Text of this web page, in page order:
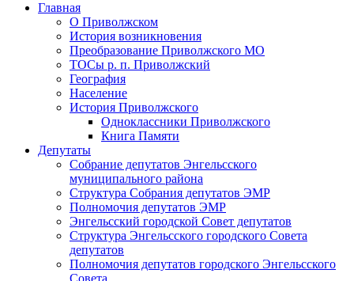
Главная
О Приволжском
История возникновения
Преобразование Приволжского МО
ТОСы р. п. Приволжский
География
Население
История Приволжского
Одноклассники Приволжского
Книга Памяти
Депутаты
Собрание депутатов Энгельсского
муниципального района
Структура Собрания депутатов ЭМР
Полномочия депутатов ЭМР
Энгельсский городской Совет депутатов
Структура Энгельсского городского Совета
депутатов
Полномочия депутатов городского Энгельсского